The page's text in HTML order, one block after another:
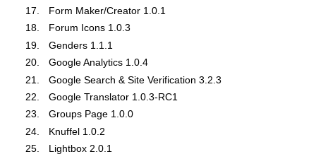
Form Maker/Creator 1.0.1
Forum Icons 1.0.3
Genders 1.1.1
Google Analytics 1.0.4
Google Search & Site Verification 3.2.3
Google Translator 1.0.3-RC1
Groups Page 1.0.0
Knuffel 1.0.2
Lightbox 2.0.1